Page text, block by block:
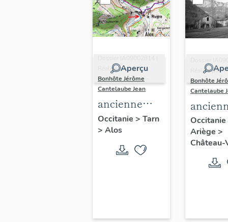
Aperçu
Réalisé par
Bonhôte Jérôme
Cantelaube Jean
ancienne
forge à la
catalane,
actuellement
Occitanie > Tarn
> Alos
Réalisé par
Bonhôte
Cantelaube
forge
Occitanie
Ariège >
Château-